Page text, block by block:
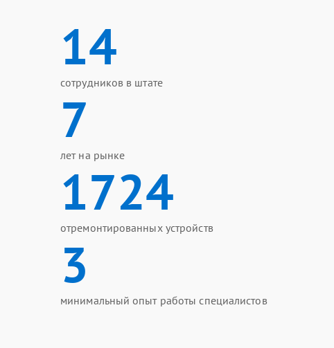
14
сотрудников в штате
7
лет на рынке
1724
отремонтированных устройств
3
минимальный опыт работы специалистов